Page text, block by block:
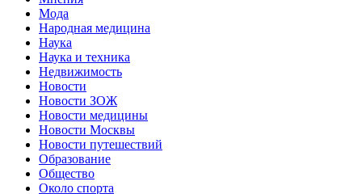
Мода
Народная медицина
Наука
Наука и техника
Недвижимость
Новости
Новости ЗОЖ
Новости медицины
Новости Москвы
Новости путешествий
Образование
Общество
Около спорта